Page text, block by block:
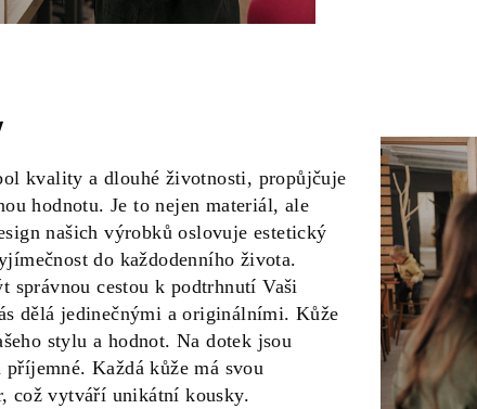
kvality a dlouhé životnosti, propůjčuje
hodnotu. Je to nejen materiál, ale
našich výrobků oslovuje estetický
do každodenního života.
správnou cestou k podtrhnutí Vaši
dělá jedinečnými a originálními. Kůže
stylu a hodnot. Na dotek jsou
Každá kůže má svou
což vytváří unikátní kousky.